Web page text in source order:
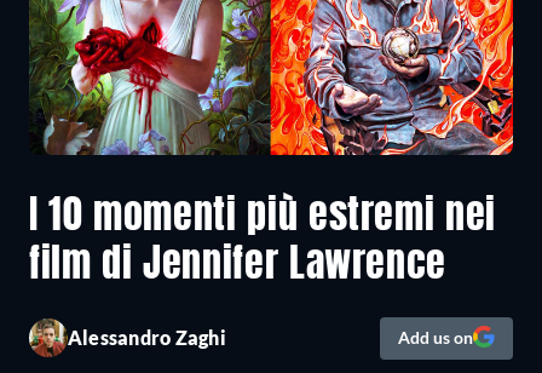
I 10 momenti più estremi nei
film di Jennifer Lawrence
Alessandro Zaghi Add us on